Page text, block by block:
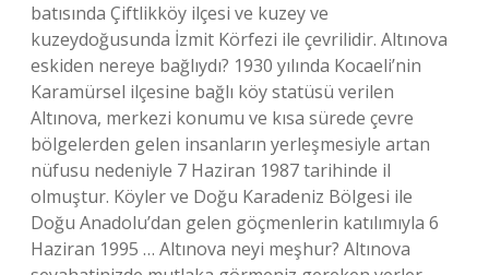
batısında Çiftlikköy ilçesi ve kuzey ve
kuzeydoğusunda İzmit Körfezi ile çevrilidir. Altınova
eskiden nereye bağlıydı? 1930 yılında Kocaeli’nin
Karamürsel ilçesine bağlı köy statüsü verilen
Altınova, merkezi konumu ve kısa sürede çevre
bölgelerden gelen insanların yerleşmesiyle artan
nüfusu nedeniyle 7 Haziran 1987 tarihinde il
olmuştur. Köyler ve Doğu Karadeniz Bölgesi ile
Doğu Anadolu’dan gelen göçmenlerin katılımıyla 6
Haziran 1995 … Altınova neyi meşhur? Altınova